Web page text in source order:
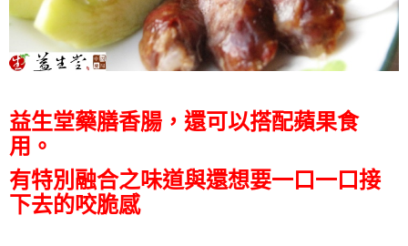
益生堂藥膳香腸，還可以搭配蘋果食
用。
有特別融合之味道與還想要一口一口接
下去的咬脆感